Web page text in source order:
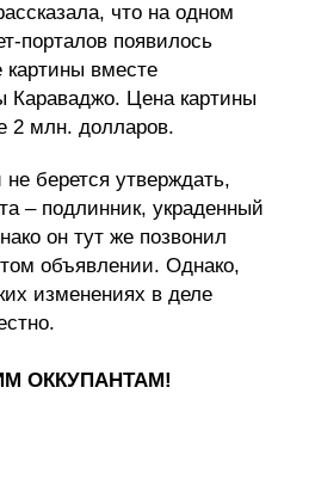
что на одном
порталов появилось
вместе
Караваджо. Цена картины
2 млн. долларов.
берется утверждать,
– подлинник, украденный
он тут же позвонил
объявлении. Однако,
изменениях в деле
ОККУПАНТАМ!